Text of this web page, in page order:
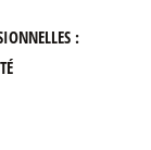
: